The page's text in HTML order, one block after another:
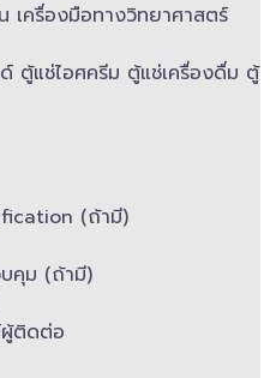
เครื่องมือทางวิทยาศาสตร์​
ตู้แช่ไอศครีม ตู้แช่เครื่องดื่ม ตู้
(ถ้ามี)
คุม (ถ้ามี)​
ผู้ติดต่อ